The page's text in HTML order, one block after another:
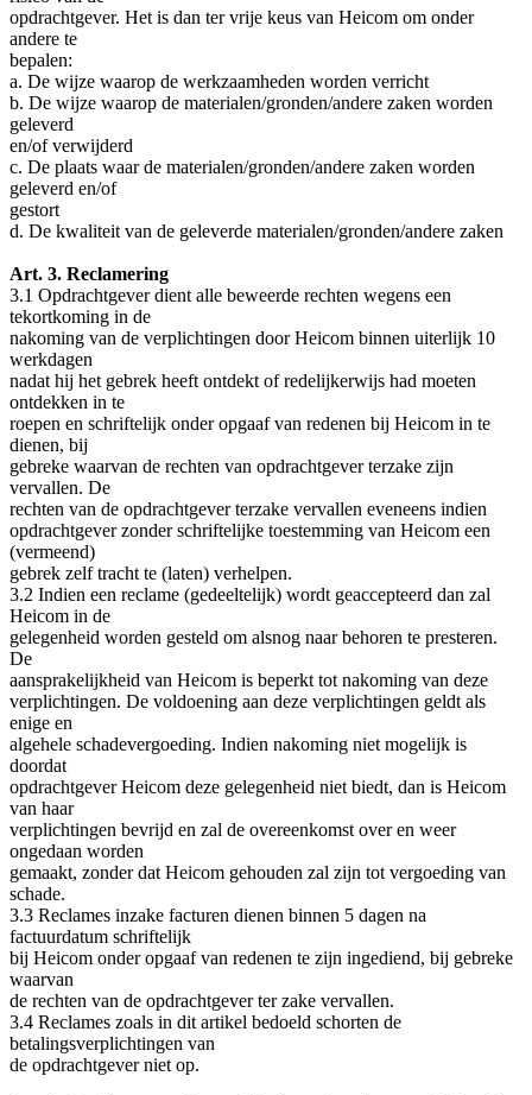
opdrachtgever. Het is dan ter vrije keus van Heicom om onder
andere te
bepalen:
a. De wijze waarop de werkzaamheden worden verricht
b. De wijze waarop de materialen/gronden/andere zaken worden
geleverd
en/of verwijderd
c. De plaats waar de materialen/gronden/andere zaken worden
geleverd en/of
gestort
d. De kwaliteit van de geleverde materialen/gronden/andere zaken
Art. 3. Reclamering
3.1 Opdrachtgever dient alle beweerde rechten wegens een
tekortkoming in de
nakoming van de verplichtingen door Heicom binnen uiterlijk 10
werkdagen
nadat hij het gebrek heeft ontdekt of redelijkerwijs had moeten
ontdekken in te
roepen en schriftelijk onder opgaaf van redenen bij Heicom in te
dienen, bij
gebreke waarvan de rechten van opdrachtgever terzake zijn
vervallen. De
rechten van de opdrachtgever terzake vervallen eveneens indien
opdrachtgever zonder schriftelijke toestemming van Heicom een
(vermeend)
gebrek zelf tracht te (laten) verhelpen.
3.2 Indien een reclame (gedeeltelijk) wordt geaccepteerd dan zal
Heicom in de
gelegenheid worden gesteld om alsnog naar behoren te presteren.
De
aansprakelijkheid van Heicom is beperkt tot nakoming van deze
verplichtingen. De voldoening aan deze verplichtingen geldt als
enige en
algehele schadevergoeding. Indien nakoming niet mogelijk is
doordat
opdrachtgever Heicom deze gelegenheid niet biedt, dan is Heicom
van haar
verplichtingen bevrijd en zal de overeenkomst over en weer
ongedaan worden
gemaakt, zonder dat Heicom gehouden zal zijn tot vergoeding van
schade.
3.3 Reclames inzake facturen dienen binnen 5 dagen na
factuurdatum schriftelijk
bij Heicom onder opgaaf van redenen te zijn ingediend, bij gebreke
waarvan
de rechten van de opdrachtgever ter zake vervallen.
3.4 Reclames zoals in dit artikel bedoeld schorten de
betalingsverplichtingen van
de opdrachtgever niet op.